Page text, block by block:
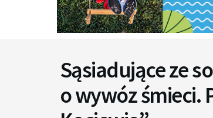
Sąsiadujące ze
o wywóz śmieci.